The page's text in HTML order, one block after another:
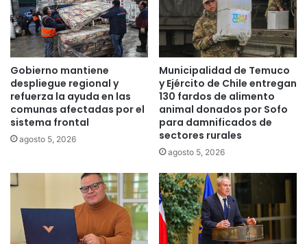
d
e
r
a
e
l
a
s
I
p
a
c
i
d
a
d
d
e
p
Gobierno mantiene
despliegue regional y
refuerza la ayuda en las
comunas afectadas por el
sistema frontal
agosto 5, 2026
Municipalidad de Temuco
y Ejército de Chile entregan
130 fardos de alimento
animal donados por Sofo
para damnificados de
sectores rurales
agosto 5, 2026